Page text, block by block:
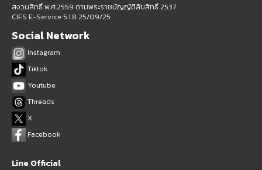
สงวนสิทธิ์ พ.ศ.2559 ตามพระราชบัญญัติลิขสิทธิ์ 2537
CIFS E-Service 5.1.8 25/09/25
Social Network
Instagram
Tiktok
Youtube
Threads
X
Facebook
Line Official